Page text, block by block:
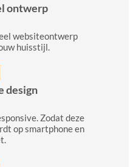
ontwerp
websiteontwerp
huisstijl.
design
Zodat deze
op smartphone en